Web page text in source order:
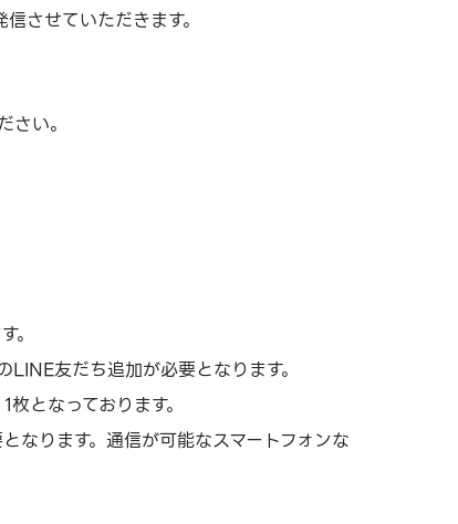
させていただきます。
さい。
。
友だち追加が必要となります。
となっております。
なります。通信が可能なスマートフォンな